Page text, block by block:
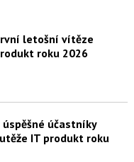
letošní vítěze
roku 2026
účastníky
IT produkt roku